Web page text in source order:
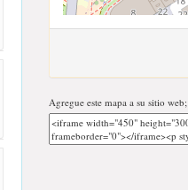
Agregue este mapa a su sitio web;